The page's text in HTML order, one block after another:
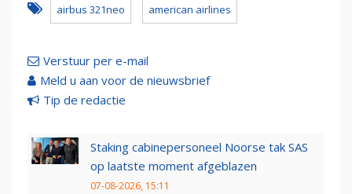
airbus 321neo american airlines
Verstuur per e-mail
Meld u aan voor de nieuwsbrief
Tip de redactie
Staking cabinepersoneel Noorse tak SAS
op laatste moment afgeblazen
07-08-2026, 15:11